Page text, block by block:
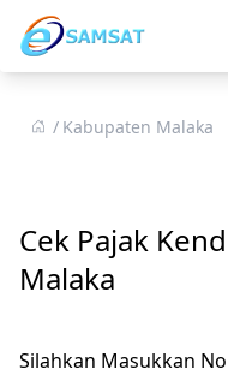
Kabupaten Malaka
Cek Pajak
Malaka
Silahkan Masukkan